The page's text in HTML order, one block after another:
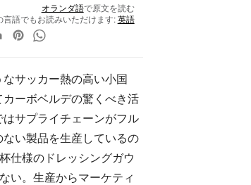
オランダ語で原文を読む
言語でもお読みいただけます:英語
サッカー熱の高い小国
ーボベルデの驚くべき活
サプライチェーンがフル
い製品を生産しているの
仕様のドレッシングガウ
い。生産からマーケティ